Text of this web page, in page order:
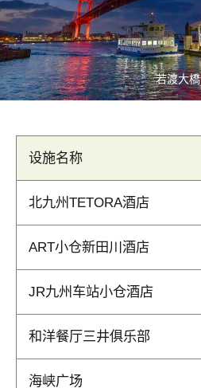
若渡大橋
设施名称
北九州TETORA酒店
ART小仓新田川酒店
JR九州车站小仓酒店
和洋餐厅三井俱乐部
海峡广场